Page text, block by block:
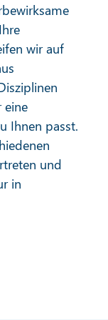
wir auf
eine
Ihnen passt.
und
in